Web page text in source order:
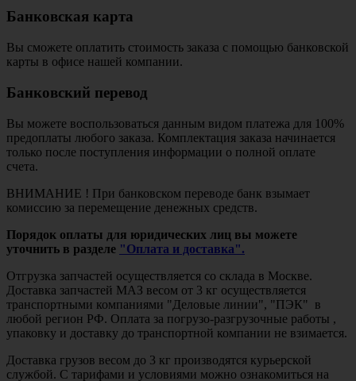
Банковская карта
Вы сможете оплатить стоимость заказа с помощью банковской
карты в офисе нашей компании.
Банковский перевод
Вы можете воспользоваться данным видом платежа для 100%
предоплаты любого заказа. Комплектация заказа начинается
только после поступления информации о полной оплате
счета.
ВНИМАНИЕ ! При банковском переводе банк взымает
комиссию за перемещение денежных средств.
Порядок оплаты для юридических лиц вы можете
уточнить в разделе "Оплата и доставка".
Отгрузка запчастей осуществляется со склада в Москве.
Доставка запчастей МАЗ весом от 3 кг осуществляется
транспортными компаниями "Деловые линии", "ПЭК" в
любой регион РФ. Оплата за погрузо-разгрузочные работы ,
упаковку и доставку до транспортной компании не взимается.
Доставка грузов весом до 3 кг производятся курьерской
службой. С тарифами и условиями можно ознакомиться на